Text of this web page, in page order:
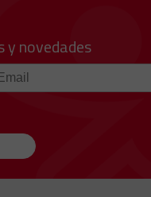
novedades